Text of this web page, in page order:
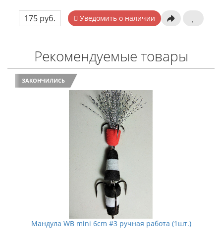
175 руб. Уведомить о наличии
Рекомендуемые товары
ЗАКОНЧИЛИСЬ
Мандула WB mini 6cm #3 ручная работа (1шт.)